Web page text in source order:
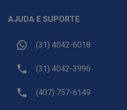
AJUDA E SUPORTE
(31) 4042-6018
(31) 4042-3996
(407) 757-6149